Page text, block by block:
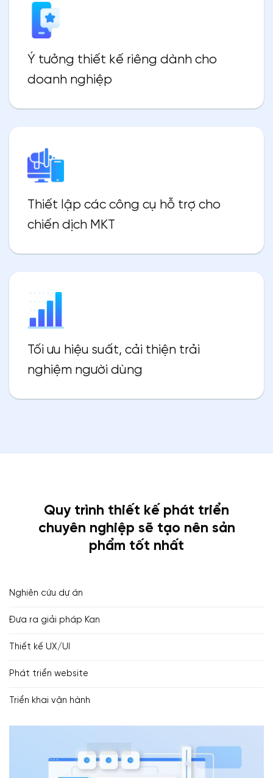
Ý tưởng thiết kế riêng dành cho
doanh nghiệp
Thiết lập các công cụ hỗ trợ cho
chiến dịch MKT
Tối ưu hiệu suất, cải thiện trải
nghiệm người dùng
Quy trình thiết kế phát triển
chuyên nghiệp sẽ tạo nên sản
phẩm tốt nhất
Nghiên cứu dự án
Đưa ra giải pháp Kan
Thiết kế UX/UI
Phát triển website
Triển khai vận hành